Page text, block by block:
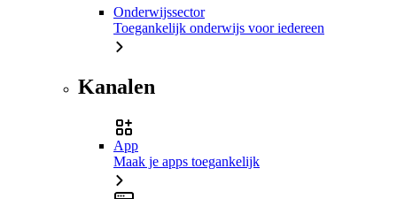
Onderwijssector
Toegankelijk onderwijs voor iedereen
Kanalen
App
Maak je apps toegankelijk